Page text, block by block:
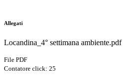
Allegati
Locandina_4° settimana ambiente.pdf
File PDF
Contatore click: 25